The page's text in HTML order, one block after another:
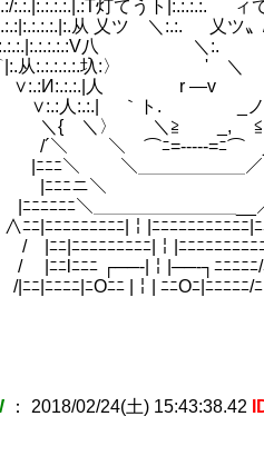
うト|:.:.:.:. ィてう灯
ツ ＼:.:. 乂ツ〟/:.:/
＼:. /:.:ｲ
:〉 ' ＼ ／ ./
r ―v . ｲ |:.:.:.:./
. ゝ _ノ イ
≧ _, ≦ |_／
=ﾆ⌒ j:.:/
＿＿＿＿／|/／
＼ ／
＿＿＿＿＿__／ﾆ
￤|ﾆﾆﾆﾆﾆﾆﾆﾆﾆﾆﾆ|ﾆ
|￤|ﾆﾆﾆﾆﾆﾆﾆﾆﾆﾆﾆ
￤|──‐┐ﾆﾆﾆﾆﾆ/ﾆ
|￤| ﾆﾆOﾆ|ﾆﾆﾆﾆﾆ/ﾆ
： 2018/02/24(土) 15:43:38.42